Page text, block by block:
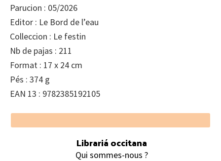
Parucion : 05/2026
Editor : Le Bord de l’eau
Colleccion : Le festin
Nb de pajas : 211
Format : 17 x 24 cm
Pés : 374 g
EAN 13 : 9782385192105
Footer
Librariá occitana
Qui sommes-nous ?